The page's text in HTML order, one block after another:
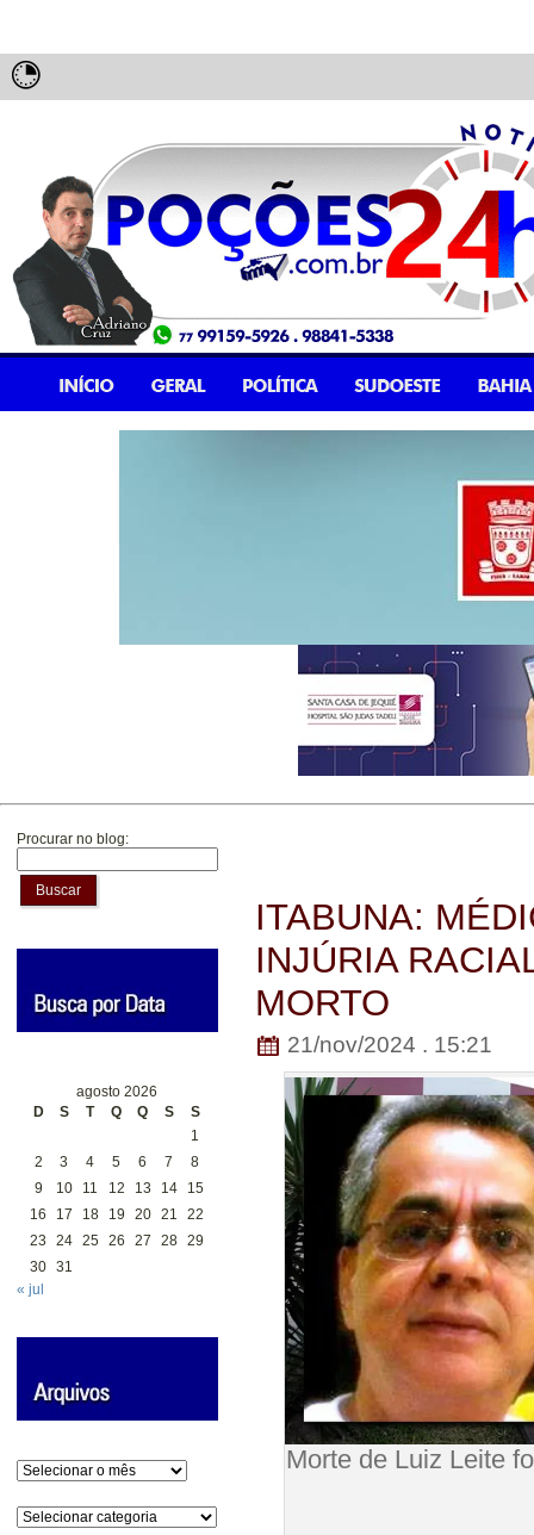
Procurar no blog:
Buscar
agosto 2026
D
S T Q Q S
S
1
2
3 4 5 6 7
8
9
10 11 12 13 14
15
16
17 18 19 20 21
22
23
24 25 26 27 28 29
30 31
« jul
Arquivos
Categorias
ITABUNA:
INJÚRIA
MORTO
21/nov/2024 . 15:21
Morte de Luiz